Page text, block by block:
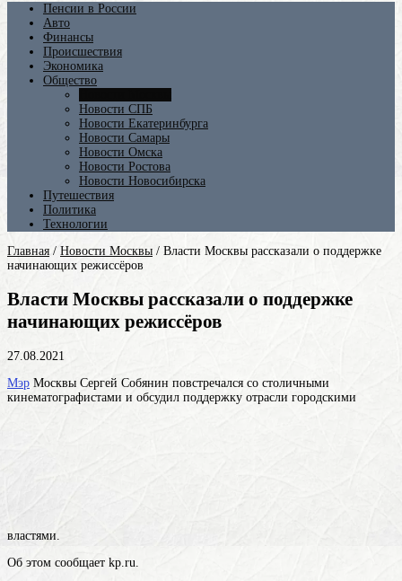
Пенсии в России
Авто
Финансы
Происшествия
Экономика
Общество
Новости СПБ
Новости Екатеринбурга
Новости Самары
Новости Омска
Новости Ростова
Новости Новосибирска
Путешествия
Политика
Технологии
Главная / Новости Москвы / Власти Москвы рассказали о поддержке
начинающих режиссёров
Власти Москвы рассказали о поддержке
начинающих режиссёров
27.08.2021
Мэр Москвы Сергей Собянин повстречался со столичными
кинематографистами и обсудил поддержку отрасли городскими
властями.
Об этом сообщает kp.ru.